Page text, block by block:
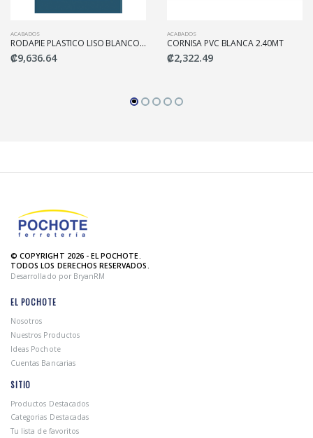
ACABADOS
RODAPIE PLASTICO LISO BLANCO 8.5CM*2.90MT
₡9,636.64
ACABADOS
CORNISA PVC BLANCA 2.40MT
₡2,322.49
© COPYRIGHT 2026 - EL POCHOTE.
TODOS LOS DERECHOS RESERVADOS.
Desarrollado por BryanRM
EL POCHOTE
Nosotros
Nuestros Productos
Ideas Pochote
Cuentas Bancarias
SITIO
Productos Destacados
Categorias Destacadas
Tu lista de favoritos